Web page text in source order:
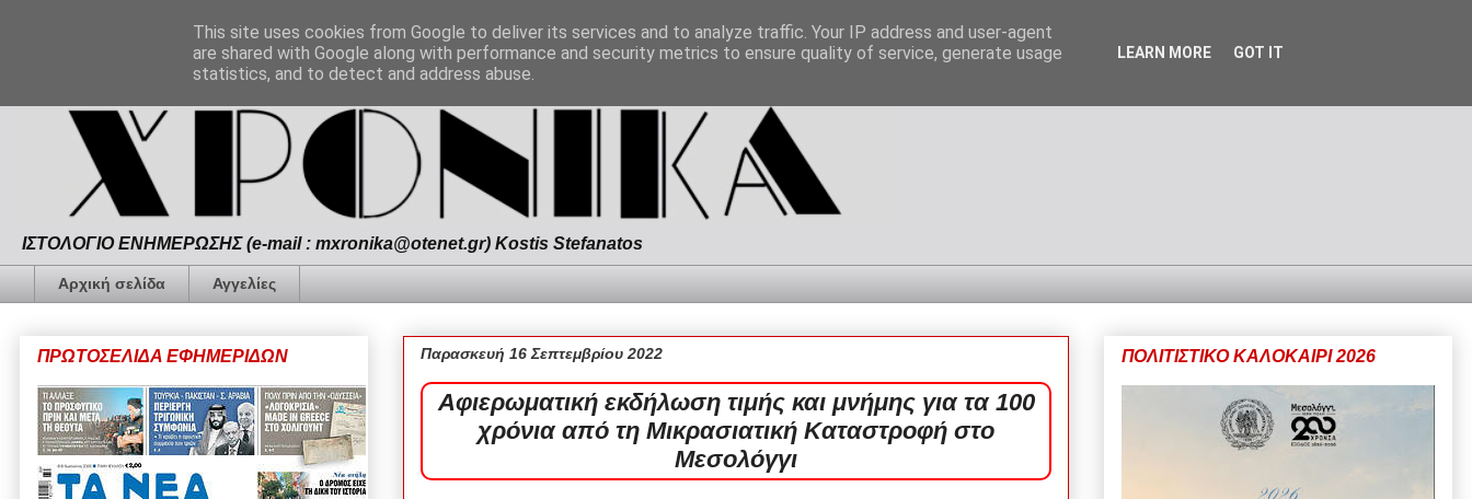
ΙΣΤΟΛΟΓΙΟ ΕΝΗΜΕΡΩΣΗΣ (e-mail : mxronika@otenet.gr) Kostis Stefanatos
Αρχική σελίδα Αγγελίες
Παρασκευή 16 Σεπτεμβρίου 2022
Αφιερωματική εκδήλωση τιμής και μνήμης για τα 100
χρόνια από τη Μικρασιατική Καταστροφή στο
Μεσολόγγι
ΠΡΩΤΟΣΕΛΙΔΑ ΕΦΗΜΕΡΙΔΩΝ ΠΟΛΙΤΙΣΤΙΚΟ ΚΑΛΟΚΑΙΡΙ 2026
This site uses cookies from Google to deliver its services and to analyze traffic. Your IP address and user-agent
are shared with Google along with performance and security metrics to ensure quality of service, generate usage
statistics, and to detect and address abuse.
LEARN MORE GOT IT